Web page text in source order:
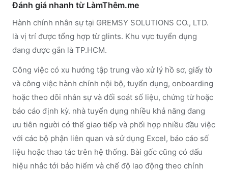
Đánh giá nhanh từ LàmThêm.me
Hành chính nhân sự tại GREMSY SOLUTIONS CO., LTD.
là vị trí được tổng hợp từ glints. Khu vực tuyển dụng
đang được gắn là TP.HCM.
Công việc có xu hướng tập trung vào xử lý hồ sơ, giấy tờ
và công việc hành chính nội bộ, tuyển dụng, onboarding
hoặc theo dõi nhân sự và đối soát số liệu, chứng từ hoặc
báo cáo định kỳ. nhà tuyển dụng nhiều khả năng đang
ưu tiên người có thể giao tiếp và phối hợp nhiều đầu việc
với các bộ phận liên quan và sử dụng Excel, báo cáo số
liệu hoặc thao tác trên hệ thống. Bài gốc cũng có dấu
hiệu nhắc tới bảo hiểm và chế độ lao động theo chính